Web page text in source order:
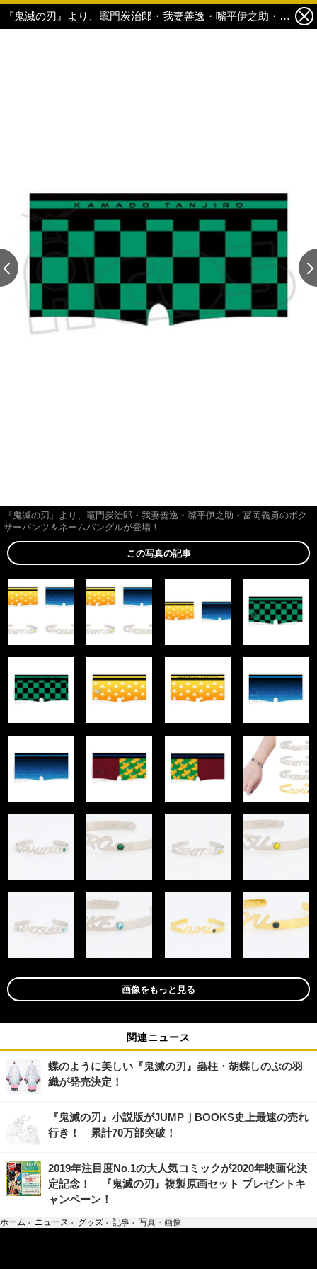
『鬼滅の刃』より、竈門炭治郎・我妻善逸・嘴平伊之助・冨岡義勇のボクサーパンツ＆ネームバングルが登場！ 5枚目の写真・画像
『鬼滅の刃』より、竈門炭治郎・我妻善逸・嘴平伊之助・冨岡義勇のボク
サーパンツ＆ネームバングルが登場！
この写真の記事
画像をもっと見る
関連ニュース
蝶のように美しい『鬼滅の刃』蟲柱・胡蝶しのぶの羽
織が発売決定！
『鬼滅の刃』小説版がJUMPｊBOOKS史上最速の売れ
行き！ 累計70万部突破！
2019年注目度No.1の大人気コミックが2020年映画化決
定記念！ 『鬼滅の刃』複製原画セット プレゼントキ
ャンペーン！
ホーム › ニュース › グッズ › 記事 › 写真・画像